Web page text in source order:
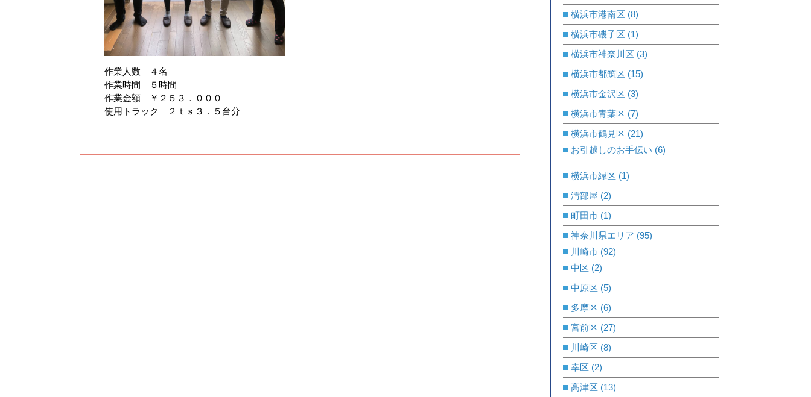
作業人数 ４名
作業時間 ５時間
作業金額 ￥２５３．０００
使用トラック ２ｔｓ３．５台分
横浜市港南区 (8)
横浜市磯子区 (1)
横浜市神奈川区 (3)
横浜市都筑区 (15)
横浜市金沢区 (3)
横浜市青葉区 (7)
横浜市鶴見区 (21)
お引越しのお手伝い (6)
横浜市緑区 (1)
汚部屋 (2)
町田市 (1)
神奈川県エリア (95)
川崎市 (92)
中区 (2)
中原区 (5)
多摩区 (6)
宮前区 (27)
川崎区 (8)
幸区 (2)
高津区 (13)